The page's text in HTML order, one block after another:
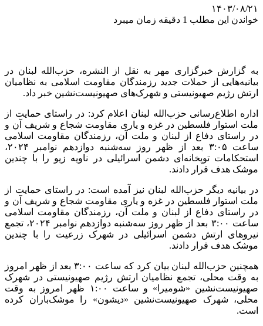
۱۴۰۳/۰۸/۲۱
خواندن این مطلب 1 دقیقه زمان میبرد
به گزارش خبرگزاری مهر به نقل از النشره، حزب‌الله لبنان در
بیانیه‌هایی از حملات جدید رزمندگان مقاومت اسلامی به نظامیان
ارتش رژیم صهیونیستی و شهرک‌های صهیونیست‌نشین خبر داد.
اداره اطلاع‌رسانی حزب‌الله لبنان اعلام کرد: در راستای حمایت از
ملت استوار فلسطین در غزه و یاری مقاومت شجاع و شریف آن و
در راستای دفاع از لبنان و ملت آن، رزمندگان مقاومت اسلامی
ساعت ۳:۰۵ بعد از ظهر روز سه‌شنبه دوازدهم نوامبر ۲۰۲۴،
استحکامات توپخانه‌ای دشمن اسرائیلی در ناویه زیو را با چندین
موشک هدف قرار دادند.
در بیانیه دیگر حزب‌الله لبنان نیز آمده است: در راستای حمایت از
ملت استوار فلسطین در غزه و یاری مقاومت شجاع و شریف آن و
در راستای دفاع از لبنان و ملت آن، رزمندگان مقاومت اسلامی
ساعت ۳:۰۰ بعد از ظهر روز سه‌شنبه دوازدهم نوامبر ۲۰۲۴، تجمع
نیروهای ارتش دشمن اسرائیلی در شهرک زرعیت را با چندین
موشک هدف قرار دادند.
همچنین حزب‌الله لبنان بیان کرد که ساعت ۳:۰۰ بعد از ظهر امروز
به وقت محلی، تجمع نظامیان ارتش رژیم صهیونیستی در شهرک
صهیونیست‌نشین «شومیرا» و ساعت ۱:۰۰ ظهر امروز به وقت
محلی، شهرک صهیونیست‌نشین «دیشون» را موشک‌باران کرده
است.